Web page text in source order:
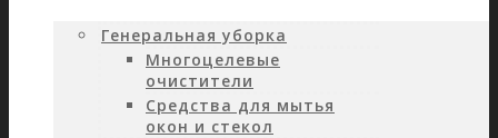
Генеральная уборка
Многоцелевые
очистители
Средства для мытья
окон и стекол